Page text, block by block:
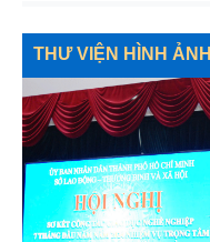
DỤC NGHỀ NGHIỆP
THƯ VIỆN HÌNH ẢNH